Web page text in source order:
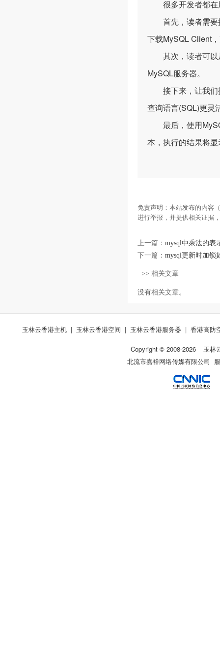
很多开发者都在
首先，读者需要
下载MySQL Client
其次，读者可以
MySQL服务器。
接下来，让我们
查询语言(SQL)更灵
最后，使用
本，执行的结果将
免责声明：本站发布的内容
进行举报，并提供相关证据
上一篇： mysql中乘法的表
下一篇： mysql更新时加锁
>> 相关文章
没有相关文章。
玉林云香港主机 | 玉林云香港空间 | 玉林云香港服务器 | 香港高防
Copyright © 2008-2026
玉林
北流市嘉裕网络传媒有限公司